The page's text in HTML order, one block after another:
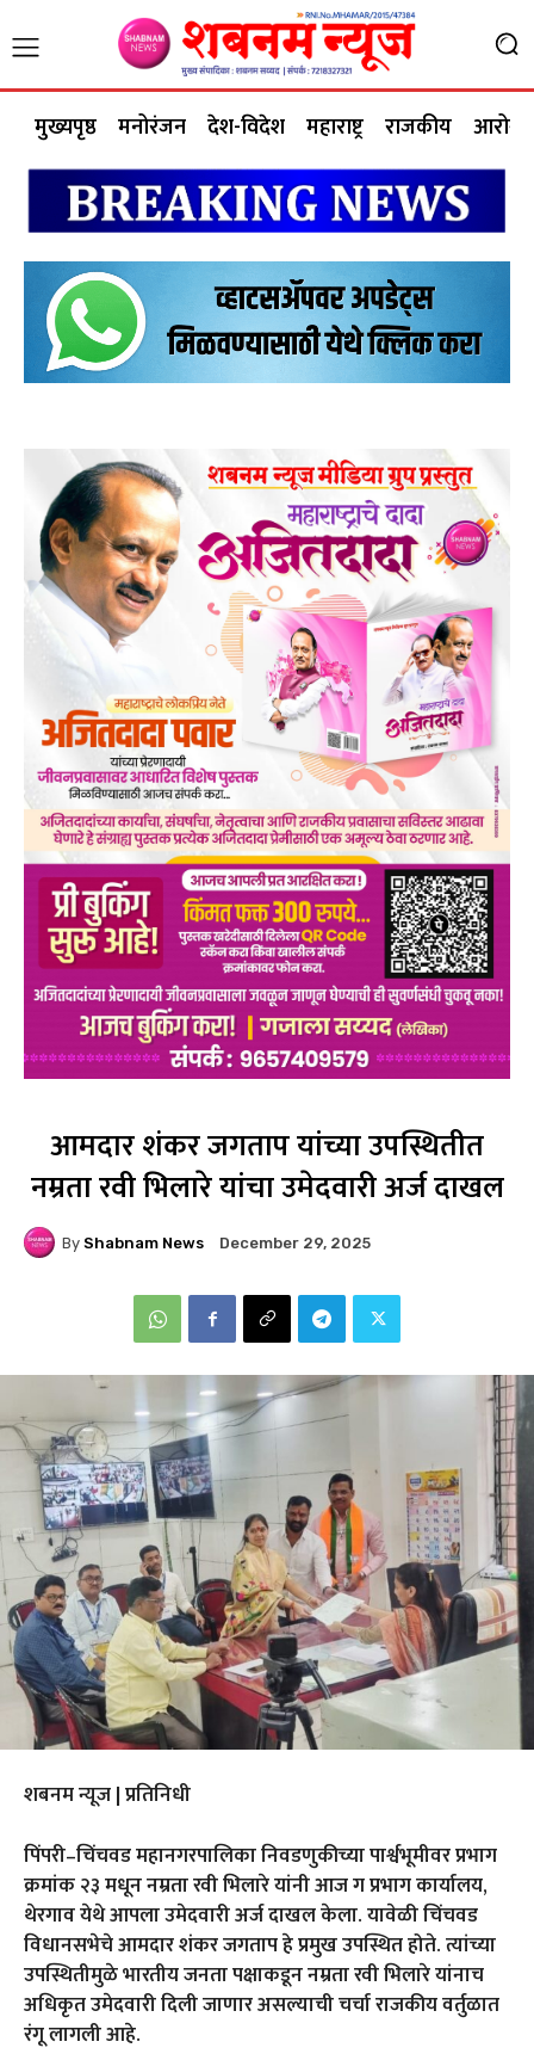
मुख्यपृष्ठ मनोरंजन देश-विदेश महाराष्ट्र राजकीय आरोग्य
आमदार शंकर जगताप यांच्या उपस्थितीत
नम्रता रवी भिलारे यांचा उमेदवारी अर्ज दाखल
By Shabnam News December 29, 2025
शबनम न्यूज | प्रतिनिधी
पिंपरी–चिंचवड महानगरपालिका निवडणुकीच्या पार्श्वभूमीवर प्रभाग
क्रमांक २३ मधून नम्रता रवी भिलारे यांनी आज ग प्रभाग कार्यालय,
थेरगाव येथे आपला उमेदवारी अर्ज दाखल केला. यावेळी चिंचवड
विधानसभेचे आमदार शंकर जगताप हे प्रमुख उपस्थित होते. त्यांच्या
उपस्थितीमुळे भारतीय जनता पक्षाकडून नम्रता रवी भिलारे यांनाच
अधिकृत उमेदवारी दिली जाणार असल्याची चर्चा राजकीय वर्तुळात
रंगू लागली आहे.